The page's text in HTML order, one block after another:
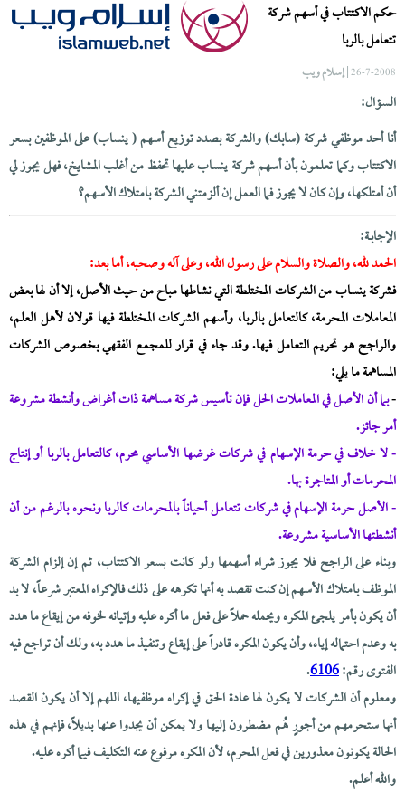
حكم الاكتتاب في أسهم شركة
تتعامل بالربا
26-7-2008| إسلام ويب
السؤال:
أنا أحد موظفي شركة (سابك) والشركة بصدد توزيع أسهم ( ينساب) على الموظفين بسعر
الاكتتاب وكما تعلمون بأن أسهم شركة ينساب عليها تحفظ من أغلب المشايخ، فهل يجوز لي
أن أمتلكها، وإن كان لا يجوز فما العمل إن ألزمتني الشركة بامتلاك الأسهم؟
الإجابــة:
الحمد لله، والصلاة والسلام على رسول الله، وعلى آله وصحبه، أما بعد:
فشركة ينساب من الشركات المختلطة التي نشاطها مباح من حيث الأصل، إلا أن لها بعض
المعاملات المحرمة، كالتعامل بالربا، وأسهم الشركات المختلطة فيها قولان لأهل العلم،
والراجح هو تحريم التعامل فيها. وقد جاء في قرار للمجمع الفقهي بخصوص الشركات
المساهمة ما يلي:
-بما أن الأصل في المعاملات الحل فإن تأسيس شركة مساهمة ذات أغراض وأنشطة مشروعة
أمر جائز.
- لا خلاف في حرمة الإسهام في شركات غرضها الأساسي محرم، كالتعامل بالربا أو إنتاج
المحرمات أو المتاجرة بها.
- الأصل حرمة الإسهام في شركات تتعامل أحياناً بالمحرمات كالربا ونحوه بالرغم من أن
أنشطتها الأساسية مشروعة.
وبناء على الراجح فلا يجوز شراء أسهمها ولو كانت بسعر الاكتتاب، ثم إن إلزام الشركة
الموظف بامتلاك الأسهم إن كنت تقصد به أنها تكرهه على ذلك فالإكراه المعتبر شرعاً، لا بد
أن يكون بأمر يلجئ المكره ويحمله حملاً على فعل ما أكره عليه وإتيانه لخوفه من إيقاع ما هدد
به وعدم احتماله إياه، وأن يكون المكره قادراً على إيقاع وتنفيذ ما هدد به، ولك أن تراجع فيه
الفتوى رقم:6106
.
ومعلوم أن الشركات لا يكون لها عادة الحق في إكراه موظفيها، اللهم إلا أن يكون القصد
أنها ستحرمهم من أجورٍ هُم مضطرون إليها ولا يمكن أن يجدوا عنها بديلاً، فإنهم في هذه
الحالة يكونون معذورين في فعل المحرم، لأن المكره مرفوع عنه التكليف فيما أكره عليه.
والله أعلم.